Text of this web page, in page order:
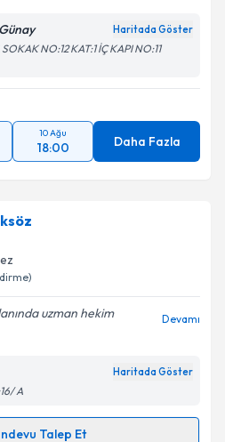
Haritada Göster
NO:12 KAT:1 İÇ KAPI NO:11
10 Ağu
18:00 Daha Fazla
uzman hekim
Devamı
Haritada Göster
A
Talep Et